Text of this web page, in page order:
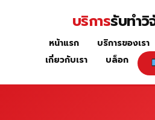
หน้าแรก
บริการรับทำวิ
หน้าแรก บริการของเรา
เกี่ยวกับเรา
บล็อก